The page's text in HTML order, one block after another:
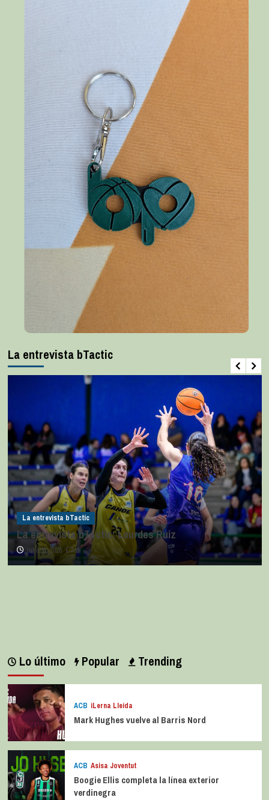
La entrevista bTactic
La entrevista bTactic
La entrevista bTactic: Lourdes Ruiz
julio 11, 2026 0
Lo último Popular Trending
ACB iLerna Lleida
Mark Hughes vuelve al Barris Nord
ACB Asisa Joventut
Boogie Ellis completa la línea exterior
verdinegra